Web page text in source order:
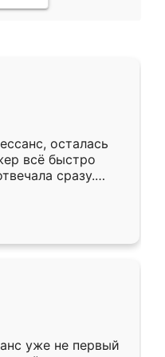
осталась
всё быстро
сразу.
подошёл к
Собрали
аккуратно, даже
уже не первый